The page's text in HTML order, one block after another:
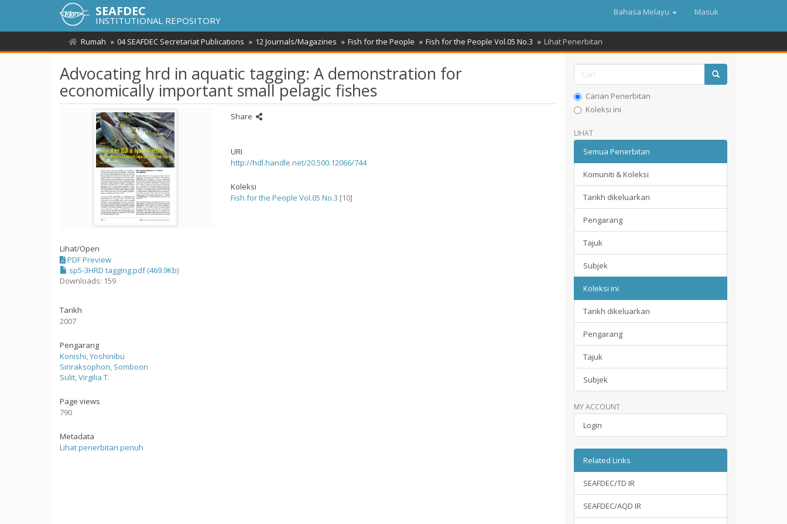
SEAFDEC
INSTITUTIONAL REPOSITORY
Bahasa Melayu Masuk
Rumah 04 SEAFDEC Secretariat Publications 12 Journals/Magazines Fish for the People Fish for the People Vol.05 No.3 Lihat Penerbitan
Advocating hrd in aquatic tagging: A demonstration for
economically important small pelagic fishes
Lihat/Open
PDF Preview
sp5-3HRD tagging.pdf (469.9Kb)
Downloads: 159
Tarikh
2007
Pengarang
Konishi, Yoshinibu
Siriraksophon, Somboon
Sulit, Virgilia T.
Page views
790
Metadata
Lihat penerbitan penuh
Share
URI
http://hdl.handle.net/20.500.12066/744
Koleksi
Fish for the People Vol.05 No.3 [10]
Carian Penerbitan
Koleksi ini
LIHAT
Semua Penerbitan
Komuniti & Koleksi
Tarikh dikeluarkan
Pengarang
Tajuk
Subjek
Koleksi ini
Tarikh dikeluarkan
Pengarang
Tajuk
Subjek
MY ACCOUNT
Login
Related Links
SEAFDEC/TD IR
SEAFDEC/AQD IR